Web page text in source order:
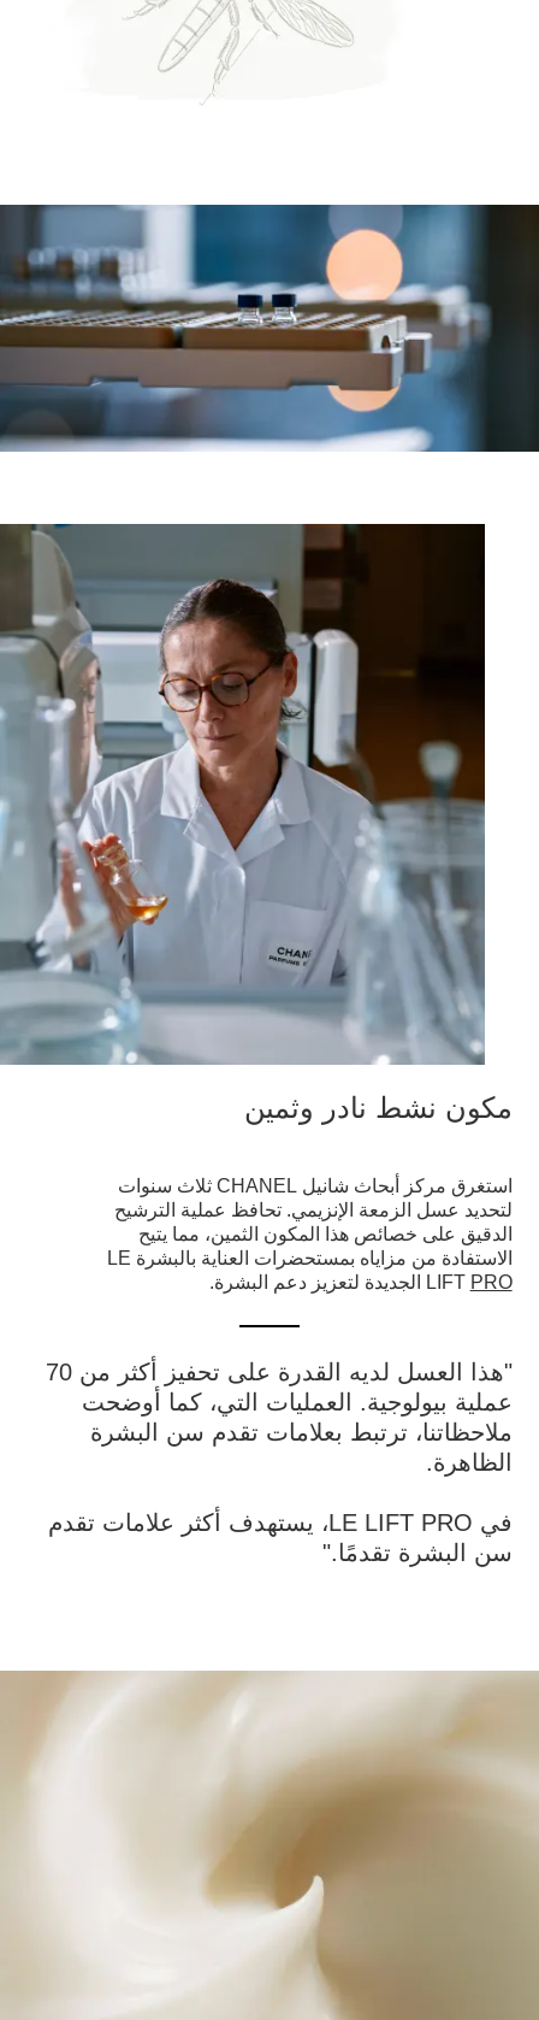
مكون نشط نادر وثمين
استغرق مركز أبحاث شانيل CHANEL ثلاث سنوات
لتحديد عسل الزمعة الإنزيمي. تحافظ عملية الترشيح
الدقيق على خصائص هذا المكون الثمين، مما يتيح
الاستفادة من مزاياه بمستحضرات العناية بالبشرة LE
LIFT PRO الجديدة لتعزيز دعم البشرة.
"هذا العسل لديه القدرة على تحفيز أكثر من 70
عملية بيولوجية. العمليات التي، كما أوضحت
ملاحظاتنا، ترتبط بعلامات تقدم سن البشرة
الظاهرة.
في LE LIFT PRO، يستهدف أكثر علامات تقدم
سن البشرة تقدمًا."